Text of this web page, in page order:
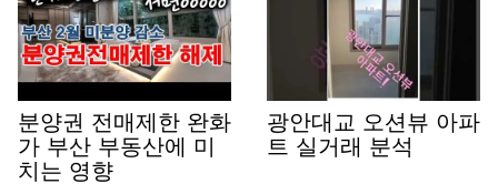
분양권 전매제한 완화
가 부산 부동산에 미
치는 영향
광안대교 오션뷰 아파
트 실거래 분석